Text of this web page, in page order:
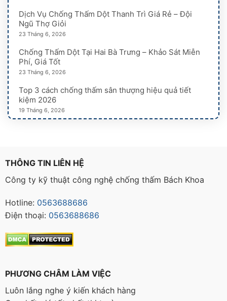
Dịch Vụ Chống Thấm Dột Thanh Trì Giá Rẻ – Đội
Ngũ Thợ Giỏi
23 Tháng 6, 2026
Chống Thấm Dột Tại Hai Bà Trưng – Khảo Sát Miễn
Phí, Giá Tốt
23 Tháng 6, 2026
Top 3 cách chống thấm sân thượng hiệu quả tiết
kiệm 2026
19 Tháng 6, 2026
THÔNG TIN LIÊN HỆ
Công ty kỹ thuật công nghệ chống thấm Bách Khoa
Hotline: 0563688686
Điện thoại: 0563688686
PHƯƠNG CHÂM LÀM VIỆC
Luôn lắng nghe ý kiến khách hàng